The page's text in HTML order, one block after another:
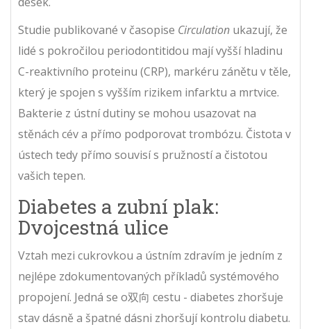
Studie publikované v časopise Circulation ukazují, že
lidé s pokročilou periodontitidou mají vyšší hladinu
C-reaktivního proteinu (CRP), markéru zánětu v těle,
který je spojen s vyšším rizikem infarktu a mrtvice.
Bakterie z ústní dutiny se mohou usazovat na
stěnách cév a přímo podporovat trombózu. Čistota v
ústech tedy přímo souvisí s pružností a čistotou
vašich tepen.
Diabetes a zubní plak:
Dvojcestná ulice
Vztah mezi cukrovkou a ústním zdravím je jedním z
nejlépe zdokumentovaných příkladů systémového
propojení. Jedná se o双向 cestu - diabetes zhoršuje
stav dásně a špatné dásni zhoršují kontrolu diabetu.